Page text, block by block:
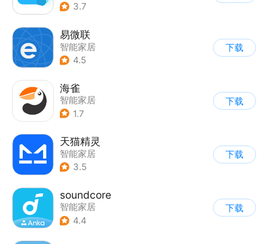
3.7
易微联
智能家居
4.5
下载
海雀
智能家居
1.7
下载
天猫精灵
智能家居
3.5
下载
soundcore
智能家居
4.4
下载